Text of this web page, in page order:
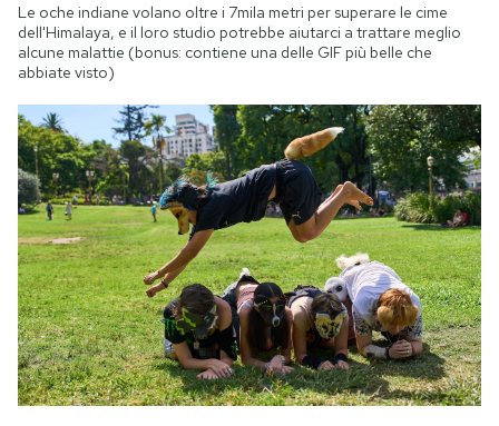
Le oche indiane volano oltre i 7mila metri per superare le cime
dell'Himalaya, e il loro studio potrebbe aiutarci a trattare meglio
alcune malattie (bonus: contiene una delle GIF più belle che
abbiate visto)